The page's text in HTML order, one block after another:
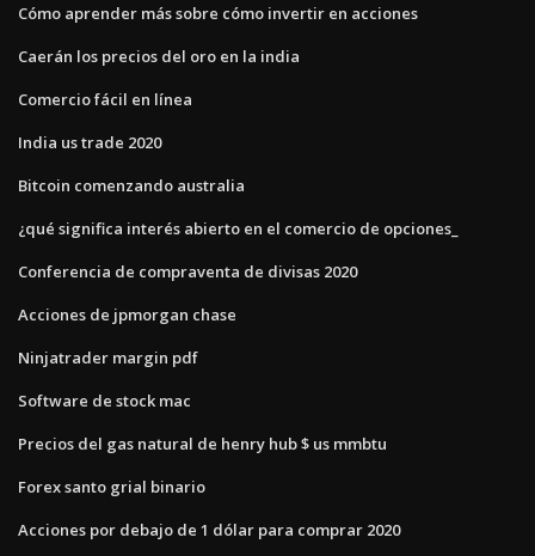
Cómo aprender más sobre cómo invertir en acciones
Caerán los precios del oro en la india
Comercio fácil en línea
India us trade 2020
Bitcoin comenzando australia
¿qué significa interés abierto en el comercio de opciones_
Conferencia de compraventa de divisas 2020
Acciones de jpmorgan chase
Ninjatrader margin pdf
Software de stock mac
Precios del gas natural de henry hub $ us mmbtu
Forex santo grial binario
Acciones por debajo de 1 dólar para comprar 2020